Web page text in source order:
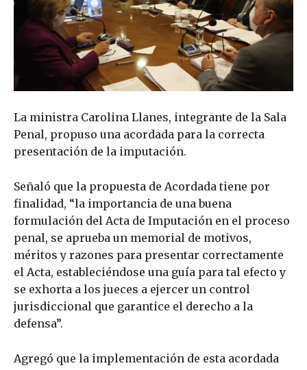
La ministra Carolina Llanes, integrante de la Sala
Penal, propuso una acordada para la correcta
presentación de la imputación.
Señaló que la propuesta de Acordada tiene por
finalidad, “la importancia de una buena
formulación del Acta de Imputación en el proceso
penal, se aprueba un memorial de motivos,
méritos y razones para presentar correctamente
el Acta, estableciéndose una guía para tal efecto y
se exhorta a los jueces a ejercer un control
jurisdiccional que garantice el derecho a la
defensa”.
Agregó que la implementación de esta acordada